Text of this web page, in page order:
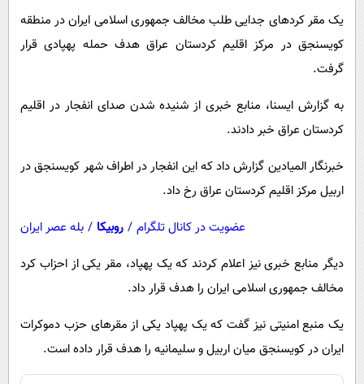
فناوری
فرهنگی
یک مقر کردهای جدایی طلب مخالف جمهوری اسلامی ایران در منطقه
کویسنجق در مرکز اقلیم کردستان عراق هدف حمله پهپادی قرار
گرفت.
به گزارش ایسنا، منابع خبری از شنیده شدن صدای انفجار در اقلیم
کردستان عراق خبر دادند.
خبرنگار المیادین گزارش داد که این انفجار در اطراف شهر کویسنجق در
اربیل مرکز اقلیم کردستان عراق رخ داد.
عضویت در کانال تلگرام / روبیکا / بله عصر ایران
دیگر منابع خبری نیز اعلام کردند که یک پهپاد، مقر یکی از احزاب کرد
مخالف جمهوری اسلامی ایران را هدف قرار داد.
یک منبع امنیتی نیز گفت که یک پهپاد یکی از مقرهای حزب دموکرات
ایران در کویسنجق میان اربیل و سلیمانیه را هدف قرار داده است.